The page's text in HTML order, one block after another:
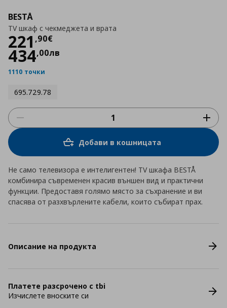
BESTÅ
TV шкаф с чекмеджета и врата
221 ,90€
Цена
434,00лв
1110 точки
695.729.78
Добави в кошницата
Не само телевизора е интелигентен! TV шкафа BESTÅ
комбинира съвременен красив външен вид и практични
функции. Предоставя голямо място за съхранение и ви
спасява от разхвърлените кабели, които събират прах.
Описание на продукта
Платете разсрочено с tbi
Изчислете вноските си